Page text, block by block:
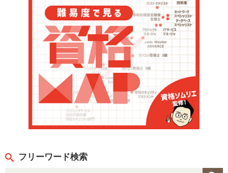
フリーワード検索